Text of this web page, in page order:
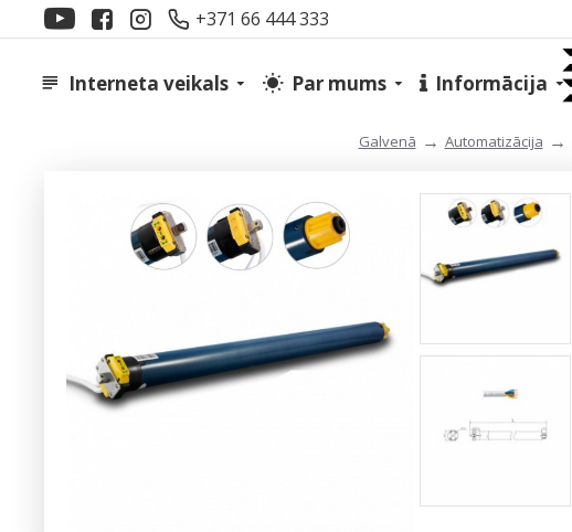
+371 66 444 333
Interneta veikals Par mums Informācija
Galvenā Automatizācija